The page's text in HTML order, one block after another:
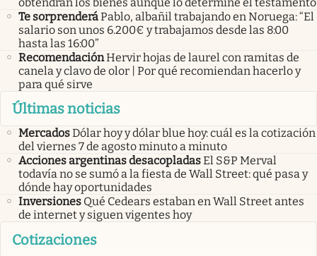
Te sorprenderáPablo, albañil trabajando en Noruega: “El
salario son unos 6.200€ y trabajamos desde las 8:00
hasta las 16:00”
RecomendaciónHervir hojas de laurel con ramitas de
canela y clavo de olor | Por qué recomiendan hacerlo y
para qué sirve
Últimas noticias
MercadosDólar hoy y dólar blue hoy: cuál es la cotización
del viernes 7 de agosto minuto a minuto
Acciones argentinas desacopladasEl S&P Merval
todavía no se sumó a la fiesta de Wall Street: qué pasa y
dónde hay oportunidades
Inversiones Qué Cedears estaban en Wall Street antes
de internet y siguen vigentes hoy
Cotizaciones